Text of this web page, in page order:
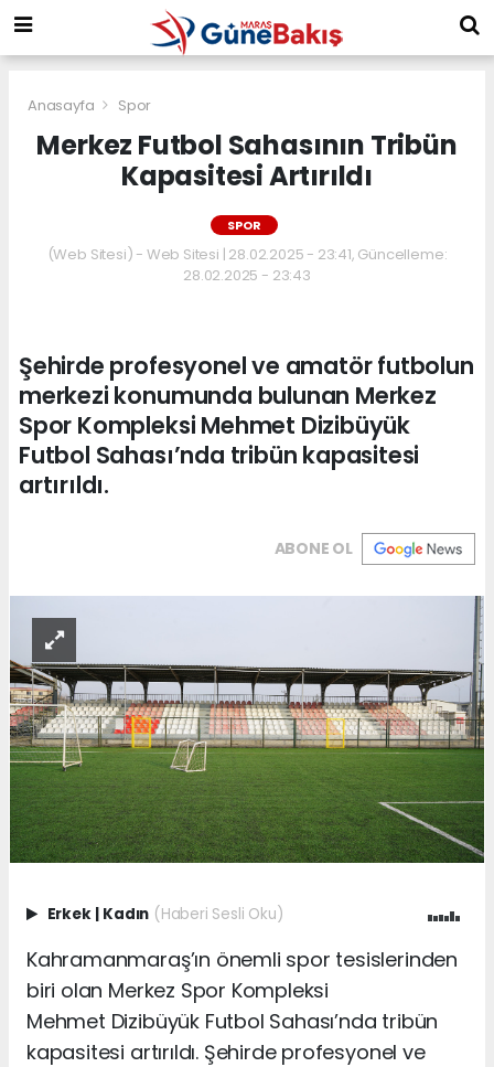
Anasayfa Spor
Merkez Futbol Sahasının Tribün
Kapasitesi Artırıldı
SPOR
(Web Sitesi) - Web Sitesi | 28.02.2025 - 23:41, Güncelleme:
28.02.2025 - 23:43
Şehirde profesyonel ve amatör futbolun
merkezi konumunda bulunan Merkez
Spor Kompleksi Mehmet Dizibüyük
Futbol Sahası’nda tribün kapasitesi
artırıldı.
ABONE OL
Erkek | Kadın (Haberi Sesli Oku)
Kahramanmaraş’ın önemli spor tesislerinden
biri olan Merkez Spor Kompleksi
Mehmet DizibüyükFutbol Sahası’nda tribün
kapasitesi artırıldı. Şehirde profesyonel ve